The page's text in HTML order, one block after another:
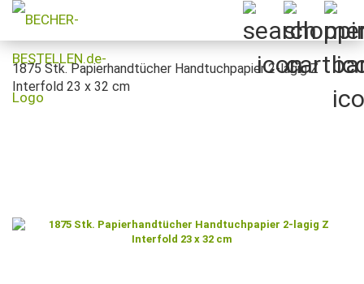
1875 Stk. Papierhandtücher Handtuchpapier 2-lagig Z
Interfold 23 x 32 cm